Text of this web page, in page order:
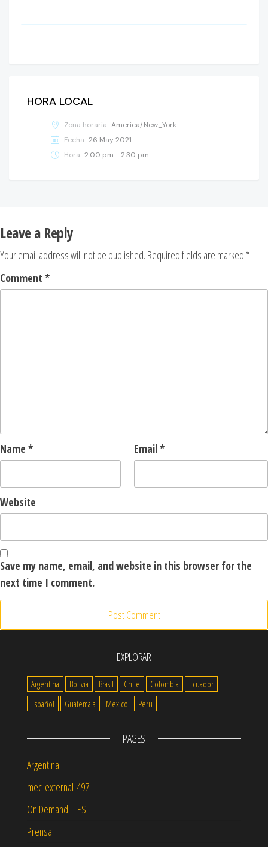
HORA LOCAL
Zona horaria: America/New_York
Fecha: 26 May 2021
Hora: 2:00 pm - 2:30 pm
Leave a Reply
Your email address will not be published. Required fields are marked *
Comment *
Name * Email*
Website
Save my name, email, and website in this browser for the
next time I comment.
EXPLORAR
Argentina Bolivia Brasil Chile Colombia
Ecuador
Español
Guatemala Mexico Peru
PAGES
Argentina
mec-external-497
On Demand – ES
Prensa